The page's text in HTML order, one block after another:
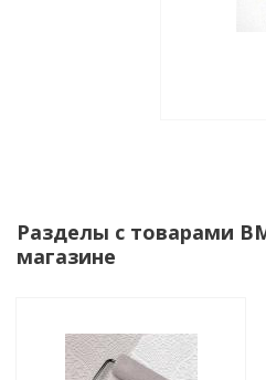
Разделы с товарами
магазине